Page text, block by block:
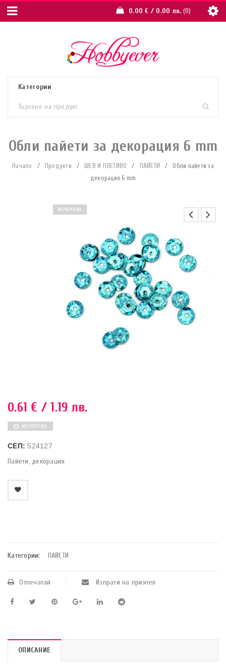
0.00€ / 0.00 лв. 0
Обли пайети за декорация 6 mm
Начало / Продукти / ШЕВ И ПЛЕТИВО / ПАЙЕТИ /
Обли пайети за
декорация 6 mm
ИЗЧЕРПАН
0.61€ / 1.19 лв.
ИЗЧЕРПАН
СЕП: 524127
Пайети, декорация
Категории: ПАЙЕТИ
Отпечатай Изпрати на приятел
ОПИСАНИЕ